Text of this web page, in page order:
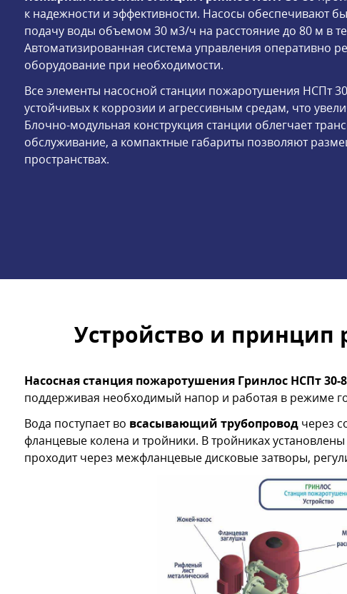
к надежности и эффективности. Насосы обеспечивают
подачу воды объемом 30 м3/ч на расстояние до 80 м в
Автоматизированная система управления оперативно
оборудование при необходимости.
Все элементы насосной станции пожаротушения НСПт
устойчивых к коррозии и агрессивным средам, что
Блочно-модульная конструкция станции облегчает
обслуживание, а компактные габариты позволяют
пространствах.
Устройство и принцип
Насосная станция пожаротушения Гринлос НСПт 30-
поддерживая необходимый напор и работая в режиме
Вода поступает во всасывающий трубопроводчерез
фланцевые колена и тройники. В тройниках
проходит через межфланцевые дисковые затворы,